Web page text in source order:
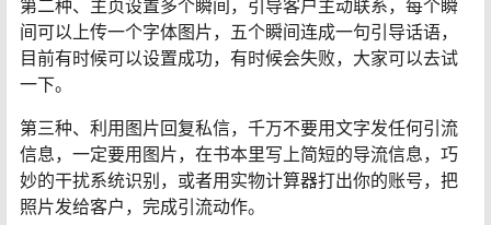
第二种、主页设置多个瞬间，引导客户主动联系，每个瞬
间可以上传一个字体图片，五个瞬间连成一句引导话语，
目前有时候可以设置成功，有时候会失败，大家可以去试
一下。
第三种、利用图片回复私信，千万不要用文字发任何引流
信息，一定要用图片，在书本里写上简短的导流信息，巧
妙的干扰系统识别，或者用实物计算器打出你的账号，把
照片发给客户，完成引流动作。